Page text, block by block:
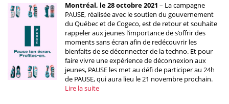
Montréal, le 28 octobre 2021 – La campagne
PAUSE, réalisée avec le soutien du gouvernement
du Québec et de Cogeco, est de retour et souhaite
rappeler aux jeunes l’importance de s’offrir des
moments sans écran afin de redécouvrir les
bienfaits de se déconnecter de la techno. Et pour
faire vivre une expérience de déconnexion aux
jeunes, PAUSE les met au défi de participer au 24h
de PAUSE, qui aura lieu le 21 novembre prochain.
Lire la suite